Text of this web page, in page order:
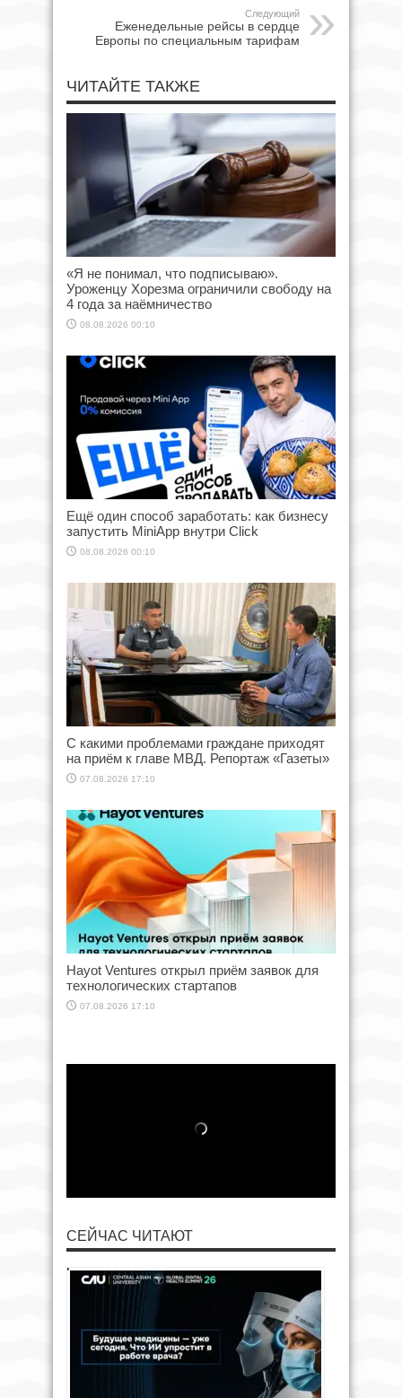
Следующий
Еженедельные рейсы в сердце
Европы по специальным тарифам
ЧИТАЙТЕ ТАКЖЕ
«Я не понимал, что подписываю».
Уроженцу Хорезма ограничили свободу на
4 года за наёмничество
08.08.2026 00:10
Ещё один способ заработать: как бизнесу
запустить MiniApp внутри Click
08.08.2026 00:10
С какими проблемами граждане приходят
на приём к главе МВД. Репортаж «Газеты»
07.08.2026 17:10
Hayot Ventures открыл приём заявок для
технологических стартапов
07.08.2026 17:10
СЕЙЧАС ЧИТАЮТ